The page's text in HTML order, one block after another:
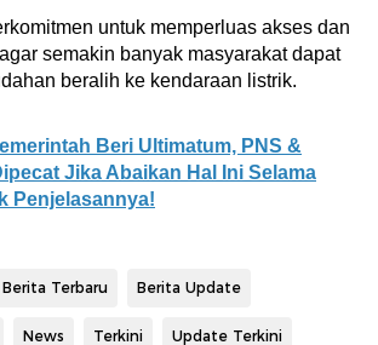
untuk memperluas akses dan
semakin banyak masyarakat dapat
beralih ke kendaraan listrik.
Beri Ultimatum, PNS &
Jika Abaikan Hal Ini Selama
Penjelasannya!
Berita Terbaru Berita Update
News Terkini Update Terkini